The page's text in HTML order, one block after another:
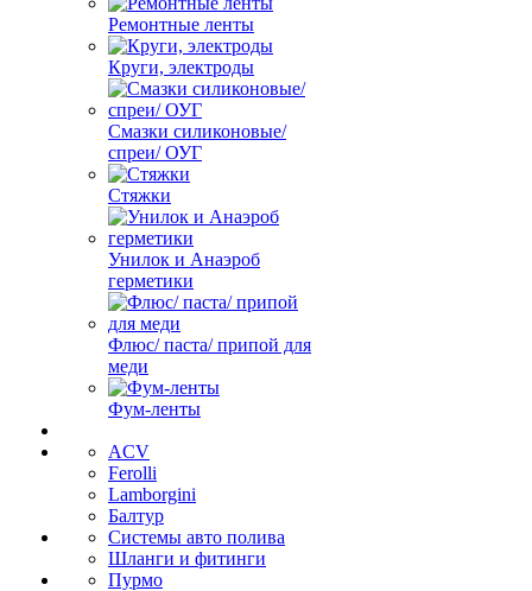
Ремонтные ленты
Круги, электроды
Смазки силиконовые/
спреи/ ОУГ
Стяжки
Унилок и Анаэроб
герметики
Флюс/ паста/ припой для
меди
Фум-ленты
ACV
Ferolli
Lamborgini
Балтур
Системы авто полива
Шланги и фитинги
Пурмо